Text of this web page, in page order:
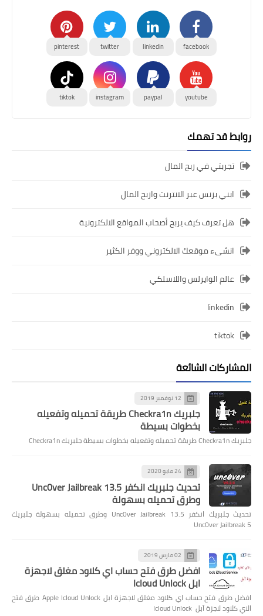
facebook
linkedin
twitter
pinterest
youtube
paypal
instagram
tiktok
روابط قد تهمك
تجربتي في ربح المال
ابني بزنس عبر الانترنت واربح المال
هل تعرف كيف يربح أصحاب المواقع الالكترونية
انشىء موقعك الالكتروني ووفر الكثير
عالم الوايرلس واللاسلكي
linkedin
tiktok
المشاركات الشائعة
12 نوفمبر 2019
جلبريك Checkra1n طريقة تحميله وتفعيله
بخطوات بسيطة
جلبريك Checkra1n طريقة تحميله وتفعيله بخطوات بسيطة جلبريك Checkra1n
24 مايو 2020
تحديث جلبريك انكفر Unc0ver Jailbreak 13.5
وطرق تحميله بسهولة
تحديث جلبريك انكفر Unc0ver Jailbreak 13.5 وطرق تحميله بسهولة جلبريك
Unc0ver Jailbreak 5
02 مارس 2019
افضل طرق فتح حساب اي كلاود مغلق لاجهزة
ابل Icloud Unlock
افضل طرق فتح حساب اي كلاود مغلق لاجهزة ابل Apple Icloud Unlock طرق فتح
الاي كلاود لاجزة آبل Icloud Unlock